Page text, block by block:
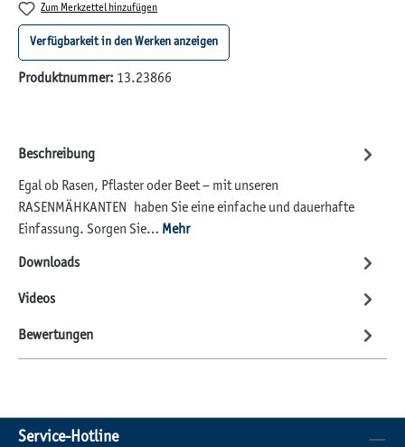
Zum Merkzettel hinzufügen
Verfügbarkeit in den Werken anzeigen
Produktnummer: 13.23866
Beschreibung
Egal ob Rasen, Pflaster oder Beet – mit unseren
RASENMÄHKANTEN haben Sie eine einfache und dauerhafte
Einfassung. Sorgen Sie… Mehr
Downloads
Videos
Bewertungen
Service-Hotline